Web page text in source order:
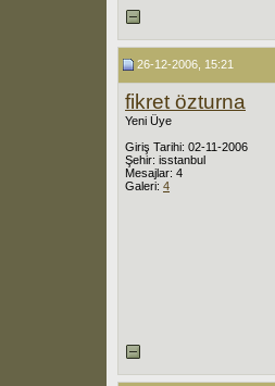
26-12-2006, 15:21
fikret özturna
Yeni Üye
Giriş Tarihi: 02-11-2006
Şehir: isstanbul
Mesajlar: 4
Galeri: 4